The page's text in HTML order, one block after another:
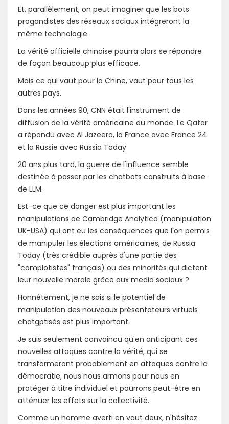
Et, parallèlement, on peut imaginer que les bots
progandistes des réseaux sociaux intégreront la
même technologie.
La vérité officielle chinoise pourra alors se répandre
de façon beaucoup plus efficace.
Mais ce qui vaut pour la Chine, vaut pour tous les
autres pays.
Dans les années 90, CNN était l'instrument de
diffusion de la vérité américaine du monde. Le Qatar
a répondu avec Al Jazeera, la France avec France 24
et la Russie avec Russia Today
20 ans plus tard, la guerre de l'influence semble
destinée à passer par les chatbots construits à base
de LLM.
Est-ce que ce danger est plus important les
manipulations de Cambridge Analytica (manipulation
UK-USA) qui ont eu les conséquences que l'on permis
de manipuler les élections américaines, de Russia
Today (très crédible auprès d'une partie des
"complotistes" français) ou des minorités qui dictent
leur nouvelle morale grâce aux media sociaux ?
Honnêtement, je ne sais si le potentiel de
manipulation des nouveaux présentateurs virtuels
chatgptisés est plus important.
Je suis seulement convaincu qu'en anticipant ces
nouvelles attaques contre la vérité, qui se
transformeront probablement en attaques contre la
démocratie, nous nous armons pour nous en
protéger à titre individuel et pourrons peut-être en
atténuer les effets sur la collectivité.
Comme un homme averti en vaut deux, n'hésitez